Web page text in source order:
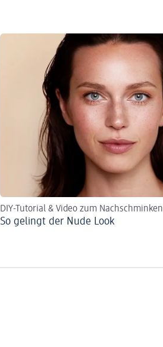
DIY-Tutorial & Video zum Nachschminken
So gelingt der Nude Look